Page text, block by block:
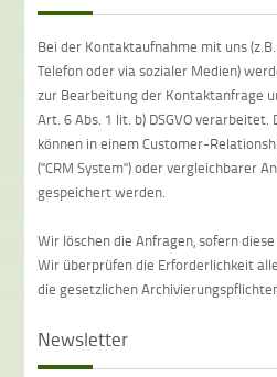
Bei der Kontaktaufnahme mit uns
Telefon oder via sozialer Medien)
zur Bearbeitung der Kontaktanfrage
Art. 6 Abs. 1 lit. b) DSGVO
können in einem Customer-
("CRM System") oder vergleichbarer
gespeichert werden.
Wir löschen die Anfragen, sofern
Wir überprüfen die Erforderlichkeit
die gesetzlichen
Newsletter